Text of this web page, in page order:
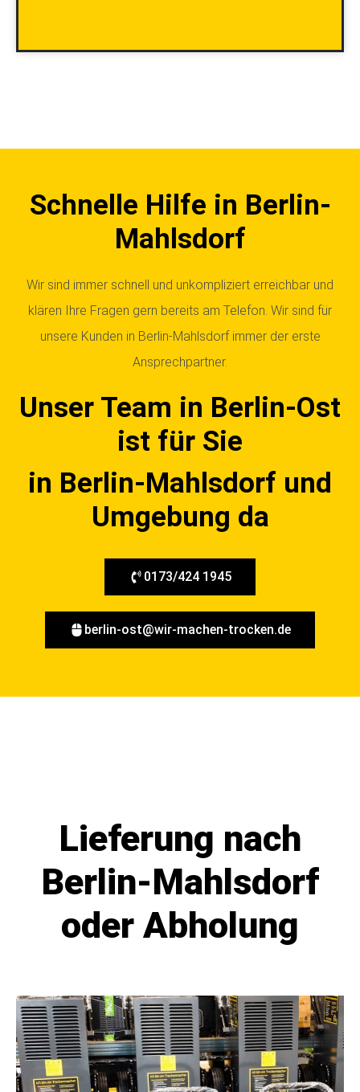
Schnelle Hilfe in Berlin-
Mahlsdorf
Wir sind immer schnell und unkompliziert erreichbar und
klären Ihre Fragen gern bereits am Telefon. Wir sind für
unsere Kunden in Berlin-Mahlsdorf immer der erste
Ansprechpartner.
Unser Team in Berlin-Ost
ist für Sie
in Berlin-Mahlsdorf und
Umgebung da
0173/424 1945
berlin-ost@wir-machen-trocken.de
Lieferung nach
Berlin-Mahlsdorf
oder Abholung